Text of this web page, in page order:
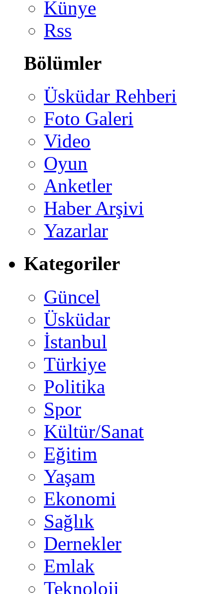
Künye
Rss
Bölümler
Üsküdar Rehberi
Foto Galeri
Video
Oyun
Anketler
Haber Arşivi
Yazarlar
Kategoriler
Güncel
Üsküdar
İstanbul
Türkiye
Politika
Spor
Kültür/Sanat
Eğitim
Yaşam
Ekonomi
Sağlık
Dernekler
Emlak
Teknoloji